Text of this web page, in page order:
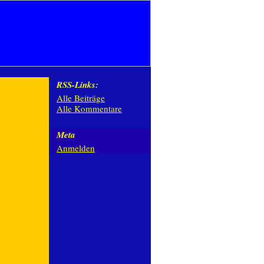
RSS-Links:
Alle Beiträge
Alle Kommentare
Meta
Anmelden